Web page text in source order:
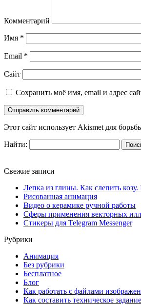
Комментарий
Имя *
Email *
Сайт
Сохранить моё имя, email и адрес
Этот сайт использует Akismet для
Найти:
Свежие записи
Лепка из глины. Как слепить
Рисованная анимация
Видео о керамике ручной работы
Сферы применения векторных
Стикеры для Telegram Messenger
Рубрики
Анимация
Без рубрики
Бесплатное
Блог
Как работать с файлами
Как составить техническое задание